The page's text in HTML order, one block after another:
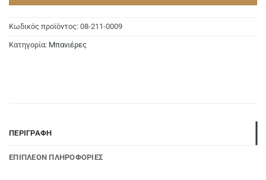
Κωδικός προϊόντος: 08-211-0009
Κατηγορία: Μπανιέρες
ΠΕΡΙΓΡΑΦΉ
ΕΠΙΠΛΈΟΝ ΠΛΗΡΟΦΟΡΊΕΣ